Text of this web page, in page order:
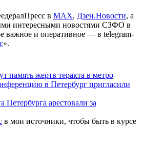
в МАХ, Дзен.Новости, а
интересными новостями СЗФО в
важное и оперативное — в telegram-
».
память жертв теракта в метро
в Петербург пригласили
Петербурга арестовали за
в мои источники, чтобы быть в курсе